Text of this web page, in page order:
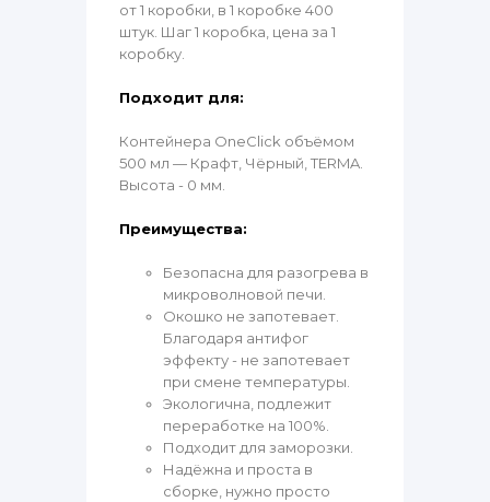
от 1 коробки, в 1 коробке 400
штук. Шаг 1 коробка, цена за 1
коробку.
Подходит для:
Контейнера OneClick объёмом
500 мл — Крафт, Чёрный, TERMA.
Высота - 0 мм.
Преимущества:
Безопасна для разогрева в
микроволновой печи.
Окошко не запотевает.
Благодаря антифог
эффекту - не запотевает
при смене температуры.
Экологична, подлежит
переработке на 100%.
Подходит для заморозки.
Надёжна и проста в
сборке, нужно просто